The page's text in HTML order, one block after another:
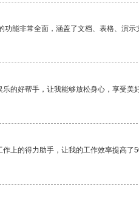
功能非常全面，涵盖了文档、表格、演
的好帮手，让我能够放松身心，享受美
上的得力助手，让我的工作效率提高了